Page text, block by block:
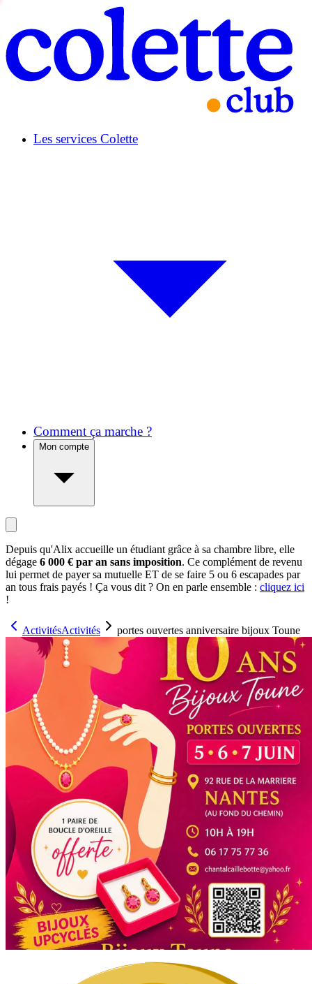
Les services Colette
Comment ça marche ?
Mon compte
Depuis qu'Alix accueille un étudiant grâce à sa chambre libre, elle
dégage 6 000 € par an sans imposition. Ce complément de revenu
lui permet de payer sa mutuelle ET de se faire 5 ou 6 escapades par
an tous frais payés ! Ça vous dit ? On en parle ensemble : cliquez ici
!
ActivitésActivités portes ouvertes anniversaire bijoux Toune